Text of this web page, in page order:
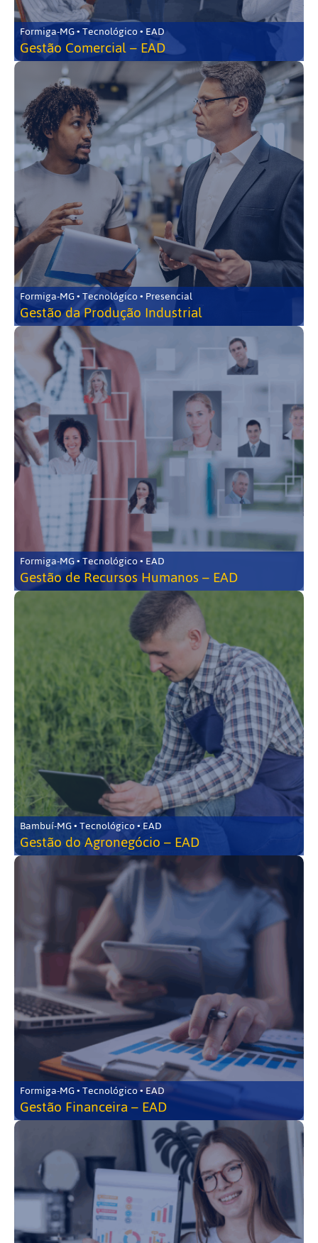
Formiga-MG • Tecnológico • EAD
Gestão Comercial – EAD
Formiga-MG • Tecnológico • Presencial
Gestão da Produção Industrial
Formiga-MG • Tecnológico • EAD
Gestão de Recursos Humanos – EAD
Bambuí-MG • Tecnológico • EAD
Gestão do Agronegócio – EAD
Formiga-MG • Tecnológico • EAD
Gestão Financeira – EAD